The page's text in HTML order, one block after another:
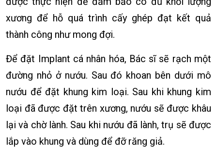
xương để hỗ quá trình cấy ghép đạt kết quả
thành công như mong đợi.
Để đặt Implant cá nhân hóa, Bác sĩ sẽ rạch một
đường nhỏ ở nướu. Sau đó khoan bên dưới mô
nướu để đặt khung kim loại. Sau khi khung kim
loại đã được đặt trên xương, nướu sẽ được khâu
lại và chờ lành. Sau khi nướu đã lành, trụ sẽ được
lắp vào khung và dùng để đỡ răng giả.